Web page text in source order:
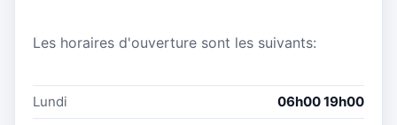
Les horaires d'ouverture sont les suivants:
Lundi
06h00 19h00